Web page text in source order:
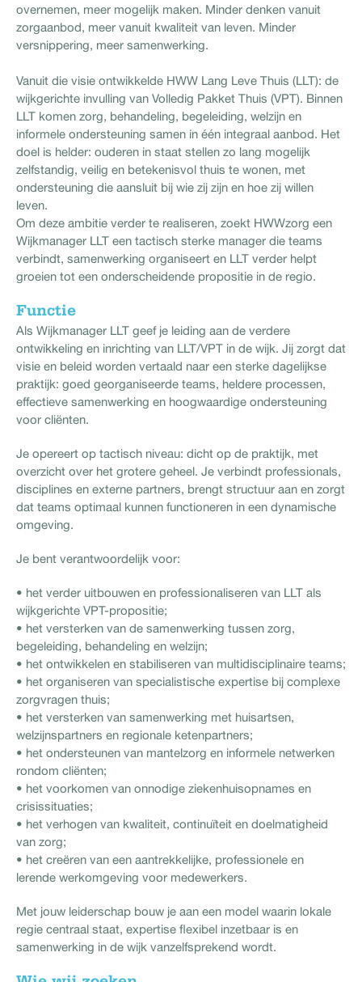
overnemen, meer mogelijk maken. Minder denken vanuit
zorgaanbod, meer vanuit kwaliteit van leven. Minder
versnippering, meer samenwerking.
Vanuit die visie ontwikkelde HWW Lang Leve Thuis (LLT): de
wijkgerichte invulling van Volledig Pakket Thuis (VPT). Binnen
LLT komen zorg, behandeling, begeleiding, welzijn en
informele ondersteuning samen in één integraal aanbod. Het
doel is helder: ouderen in staat stellen zo lang mogelijk
zelfstandig, veilig en betekenisvol thuis te wonen, met
ondersteuning die aansluit bij wie zij zijn en hoe zij willen
leven.
Om deze ambitie verder te realiseren, zoekt HWWzorg een
Wijkmanager LLT een tactisch sterke manager die teams
verbindt, samenwerking organiseert en LLT verder helpt
groeien tot een onderscheidende propositie in de regio.
Functie
Als Wijkmanager LLT geef je leiding aan de verdere
ontwikkeling en inrichting van LLT/VPT in de wijk. Jij zorgt dat
visie en beleid worden vertaald naar een sterke dagelijkse
praktijk: goed georganiseerde teams, heldere processen,
effectieve samenwerking en hoogwaardige ondersteuning
voor cliënten.
Je opereert op tactisch niveau: dicht op de praktijk, met
overzicht over het grotere geheel. Je verbindt professionals,
disciplines en externe partners, brengt structuur aan en zorgt
dat teams optimaal kunnen functioneren in een dynamische
omgeving.
Je bent verantwoordelijk voor:
• het verder uitbouwen en professionaliseren van LLT als
wijkgerichte VPT-propositie;
• het versterken van de samenwerking tussen zorg,
begeleiding, behandeling en welzijn;
• het ontwikkelen en stabiliseren van multidisciplinaire teams;
• het organiseren van specialistische expertise bij complexe
zorgvragen thuis;
• het versterken van samenwerking met huisartsen,
welzijnspartners en regionale ketenpartners;
• het ondersteunen van mantelzorg en informele netwerken
rondom cliënten;
• het voorkomen van onnodige ziekenhuisopnames en
crisissituaties;
• het verhogen van kwaliteit, continuïteit en doelmatigheid
van zorg;
• het creëren van een aantrekkelijke, professionele en
lerende werkomgeving voor medewerkers.
Met jouw leiderschap bouw je aan een model waarin lokale
regie centraal staat, expertise flexibel inzetbaar is en
samenwerking in de wijk vanzelfsprekend wordt.